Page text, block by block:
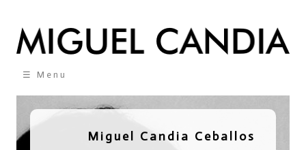
☰ Menu
Miguel Candia Ceballos